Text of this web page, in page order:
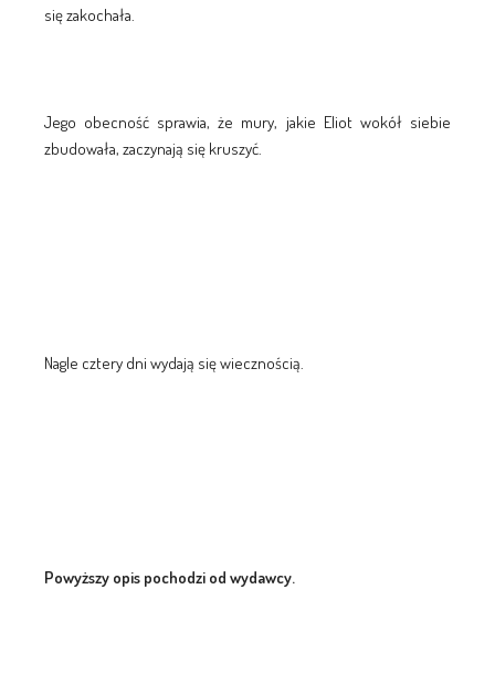
się zakochała.
Jego obecność sprawia, że mury, jakie Eliot wokół siebie
zbudowała, zaczynają się kruszyć.
Nagle cztery dni wydają się wiecznością.
Powyższy opis pochodzi od wydawcy.